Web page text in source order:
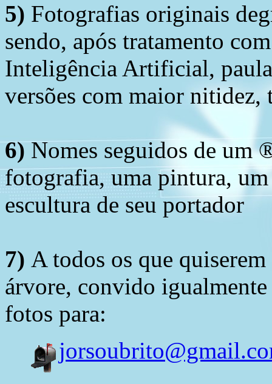
5) Fotografias originais
sendo, após tratamento
Inteligência Artificial,
versões com maior nitidez,
6)Nomes seguidos de um
fotografia, uma pintura,
escultura de seu portador
7) A todos os que
árvore, convido
fotos para: